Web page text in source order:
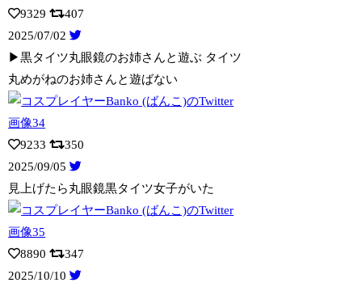
9329
407
2025/07/02
▶︎黒タイツ丸眼鏡のお姉さんと遊ぶ タイツ
丸めがねのお姉さんと遊ばない
9233
350
2025/09/05
見上げたら丸眼鏡黒タイツ女子がいた
8890
347
2025/10/10